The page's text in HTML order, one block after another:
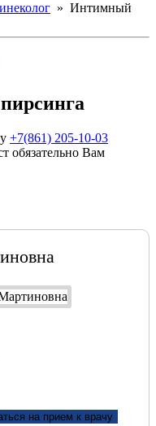
» Интимный
+7(861) 205-10-03
обязательно Вам
на прием к врачу